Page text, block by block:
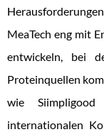
MeaTech eng mit
entwickeln, bei
Proteinquellen
wie
internationalen